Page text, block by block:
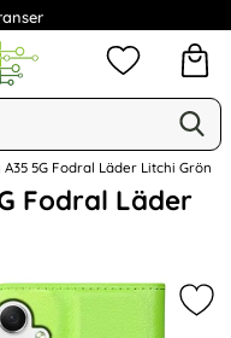
kr
Mina
5G Fodral Läder Litchi Grön
Fodral Läder